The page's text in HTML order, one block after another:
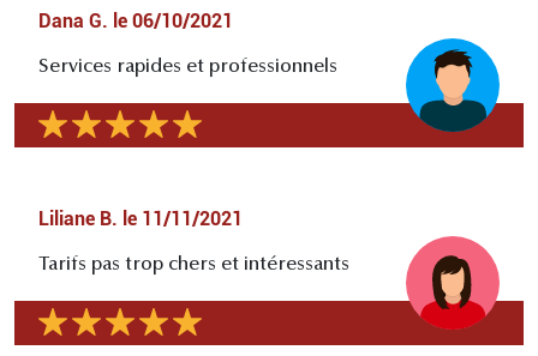
Dana G. le 06/10/2021
Services rapides et professionnels
Liliane B. le 11/11/2021
Tarifs pas trop chers et intéressants